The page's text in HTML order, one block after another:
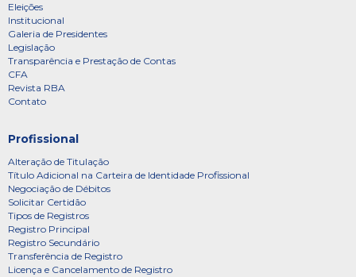
Eleições
Institucional
Galeria de Presidentes
Legislação
Transparência e Prestação de Contas
CFA
Revista RBA
Contato
Profissional
Alteração de Titulação
Título Adicional na Carteira de Identidade Profissional
Negociação de Débitos
Solicitar Certidão
Tipos de Registros
Registro Principal
Registro Secundário
Transferência de Registro
Licença e Cancelamento de Registro